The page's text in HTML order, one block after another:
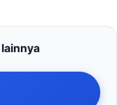
lainnya